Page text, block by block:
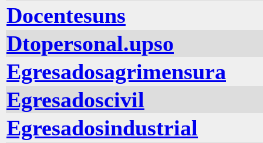
Docentesuns
Dtopersonal.upso
Egresadosagrimensura
Egresadoscivil
Egresadosindustrial